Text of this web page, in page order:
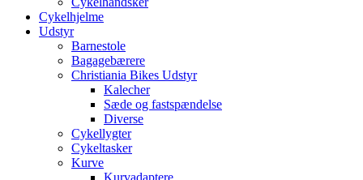
Cykelhjelme
Udstyr
Barnestole
Bagagebærere
Christiania Bikes Udstyr
Kalecher
Sæde og fastspændelse
Diverse
Cykellygter
Cykeltasker
Kurve